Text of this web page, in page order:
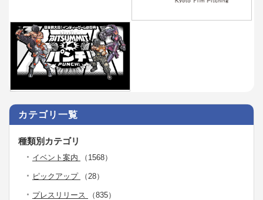
カテゴリ一覧
種類別カテゴリ
イベント案内 （1568）
ピックアップ （28）
プレスリリース （835）